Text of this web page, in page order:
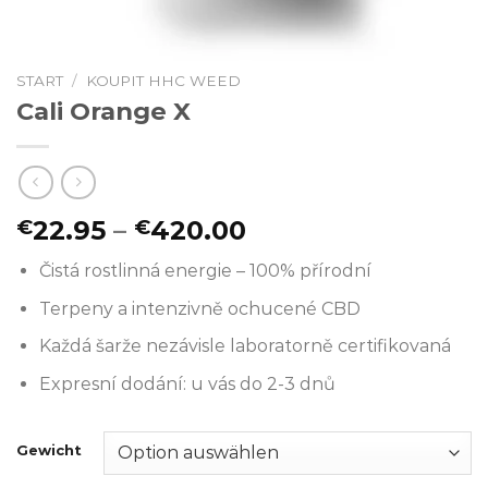
START / KOUPIT HHC WEED
Cali Orange X
€22.95 – €420.00
€22.95
bis
€420.00
Čistá rostlinná energie – 100% přírodní
Terpeny a intenzivně ochucené CBD
Každá šarže nezávisle laboratorně certifikovaná
Expresní dodání: u vás do 2-3 dnů
Gewicht